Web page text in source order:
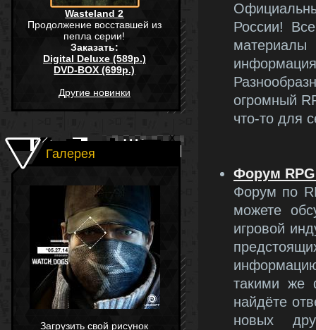
Wasteland 2
Продолжение восставшей из
пепла серии!
Заказать:
Digital Deluxe (589р.)
DVD-BOX (699р.)
Другие новинки
Галерея
Загрузить свой рисунок
России!
огромный
что-то для
Форум
Форум по
можете
игровой
такими же
найдёте
новых